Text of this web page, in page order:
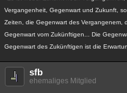
Vergangenheit, Gegenwart und Zukunft,
Zeiten, die Gegenwart des Vergangenem,
Gegenwart vom Zukünftigen... Die
Gegenwart des Zukünftigen ist die
sfb
ehemaliges Mitglied